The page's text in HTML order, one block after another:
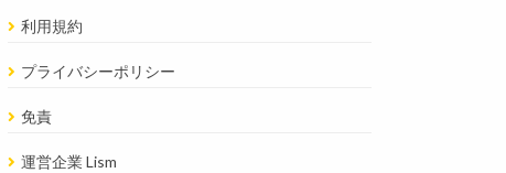
利用規約
プライバシーポリシー
免責
運営企業 Lism